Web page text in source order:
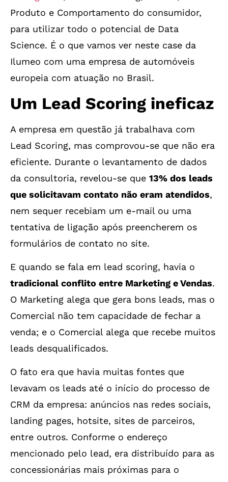
Produto e Comportamento do consumidor,
para utilizar todo o potencial de Data
Science. É o que vamos ver neste case da
Ilumeo com uma empresa de automóveis
europeia com atuação no Brasil.
Um Lead Scoring ineficaz
A empresa em questão já trabalhava com
Lead Scoring, mas comprovou-se que não era
eficiente. Durante o levantamento de dados
da consultoria, revelou-se que 13% dos leads
que solicitavam contato não eram atendidos,
nem sequer recebiam um e-mail ou uma
tentativa de ligação após preencherem os
formulários de contato no site.
E quando se fala em lead scoring, havia o
tradicional conflito entre Marketing e Vendas.
O Marketing alega que gera bons leads, mas o
Comercial não tem capacidade de fechar a
venda; e o Comercial alega que recebe muitos
leads desqualificados.
O fato era que havia muitas fontes que
levavam os leads até o início do processo de
CRM da empresa: anúncios nas redes sociais,
landing pages, hotsite, sites de parceiros,
entre outros. Conforme o endereço
mencionado pelo lead, era distribuído para as
concessionárias mais próximas para o